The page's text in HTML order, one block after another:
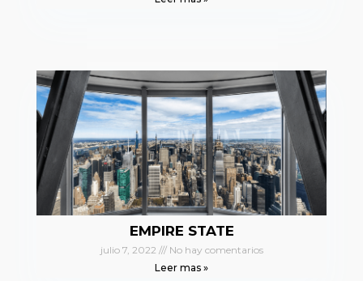
EMPIRE STATE
julio 7, 2022
No hay comentarios
Leer mas »